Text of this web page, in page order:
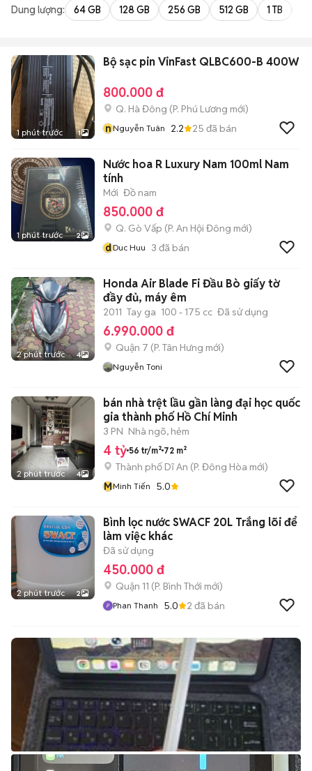
Dung lượng: 64 GB 128 GB 256 GB 512 GB 1 TB
1 phút trước 1
Bộ sạc pin VinFast QLBC600-B 400W
800.000 đ
Q. Hà Đông (P. Phú Lương mới)
nNguyễn Tuân 2.2 25 đã bán
1 phút trước 2
Nước hoa R Luxury Nam 100ml Nam
tính
Mới Đồ nam
850.000 đ
Q. Gò Vấp (P. An Hội Đông mới)
dDuc Huu 3 đã bán
2 phút trước 4
Honda Air Blade Fi Đầu Bò giấy tờ
đầy đủ, máy êm
2011 Tay ga 100 - 175 cc Đã sử dụng
6.990.000 đ
Quận 7 (P. Tân Hưng mới)
Nguyễn Toni
2 phút trước 4
bán nhà trệt lầu gần làng đại học quốc
gia thành phố Hồ Chí Minh
3 PN Nhà ngõ, hẻm
4 tỷ 56 tr/m² 72 m²
Thành phố Dĩ An (P. Đông Hòa mới)
MMinh Tiến 5.0
2 phút trước 2
Bình lọc nước SWACF 20L Trắng lõi để
làm việc khác
Đã sử dụng
450.000 đ
Quận 11 (P. Bình Thới mới)
Phan Thanh 5.0 2 đã bán